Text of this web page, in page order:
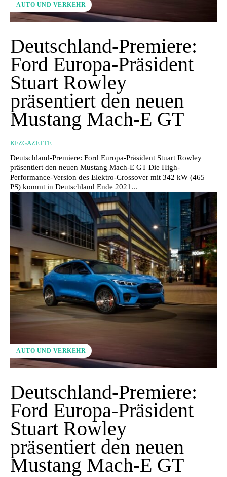
AUTO UND VERKEHR
Deutschland-Premiere:
Ford Europa-Präsident
Stuart Rowley
präsentiert den neuen
Mustang Mach-E GT
KFZGAZETTE
Deutschland-Premiere: Ford Europa-Präsident Stuart Rowley
präsentiert den neuen Mustang Mach-E GT Die High-
Performance-Version des Elektro-Crossover mit 342 kW (465
PS) kommt in Deutschland Ende 2021...
AUTO UND VERKEHR
Deutschland-Premiere:
Ford Europa-Präsident
Stuart Rowley
präsentiert den neuen
Mustang Mach-E GT